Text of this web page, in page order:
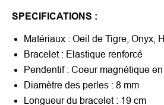
SPECIFICATIONS :
Matériaux : Oeil de Tigre, Onyx,
Bracelet : Elastique renforcé
Pendentif : Coeur magnétique
Diamètre des perles : 8 mm
Longueur du bracelet : 19 cm